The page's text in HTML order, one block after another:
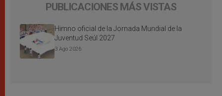
PUBLICACIONES MÁS VISTAS
Himno oficial de la Jornada Mundial de la
Juventud Seúl 2027
3 Ago 2026